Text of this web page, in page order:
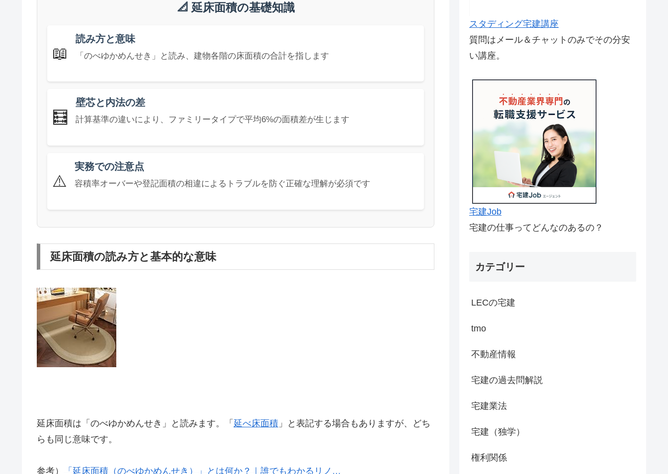
📐 延床面積の基礎知識
📖
読み方と意味
「のべゆかめんせき」と読み、建物各階の床面積の合計を指します
🧮
壁芯と内法の差
計算基準の違いにより、ファミリータイプで平均6%の面積差が生じます
⚠️
実務での注意点
容積率オーバーや登記面積の相違によるトラブルを防ぐ正確な理解が必須です
延床面積の読み方と基本的な意味
延床面積は「のべゆかめんせき」と読みます。「 延べ床面積 」と表記する場合もありますが、どち
らも同じ意味です。
参考） 「延床面積（のべゆかめんせき）」とは何か？｜誰でもわかるリノ…
スタディング宅建講座
質問はメール＆チャットのみでその分安
い講座。
宅建Job
宅建の仕事ってどんなのあるの？
カテゴリー
LECの宅建
tmo
不動産情報
宅建の過去問解説
宅建業法
宅建（独学）
権利関係